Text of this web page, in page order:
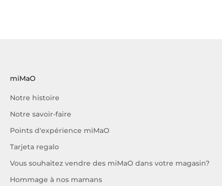
miMaO
Notre histoire
Notre savoir-faire
Points d'expérience miMaO
Tarjeta regalo
Vous souhaitez vendre des miMaO dans votre magasin?
Hommage à nos mamans